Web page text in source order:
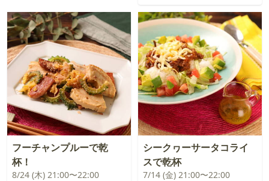
フーチャンプルーで乾
杯！
8/24 (木) 21:00〜22:00
シークヮーサータコライ
スで乾杯
7/14 (金) 21:00〜22:00